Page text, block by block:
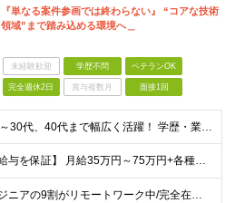
『単なる案件参画では終わらない』 “コアな技術
領域”まで踏み込める環境へ＿
未経験歓迎 学歴不問 ベテランOK
完全週休2日 賞与複数月 面接1回
＜20代～30代、40代まで幅広く活躍！ 学歴・業界・領域不問＞ インフラエンジニアとして下記いずれかの経験がある方 ■設計・構築の経験（サーバ、ネットワーク、クラウド、セキュリティ、データベース）
【前職給与を保証】 月給35万円～75万円+各種手当+決算賞与 ★資格手当や資格取得報奨金、役職手当など待遇、福利厚生が充実！ ★1年で年収100万円以上アップした社員も在籍！ ※経験・スキルを考
【エンジニアの9割がリモートワーク中/完全在宅ワークで働くメンバーも◎】 現在、エンジニアの約9割がリモートワークを実施。 そのうち約3割がフルリモートで勤務しており、地方在住のメンバーも活躍していま